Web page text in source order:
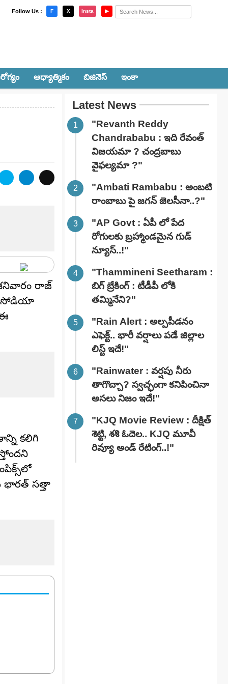
Follow Us : F X Insta ▶
ఆధ్యాత్మికం బిజినెస్ ఇంకా
రాజ్
సిసోడియా
కలిగి
భారత్ సత్తా
Latest News
"Revanth Reddy
Chandrababu : ఇది రేవంత్
విజయమా ? చంద్రబాబు
వైఫల్యమా ?"
"Ambati Rambabu : అంబటి
రాంబాబు పై జగన్ జెలసీనా..?"
"AP Govt : ఏపీ లో పేద
రోగులకు బ్రహ్మాండమైన గుడ్
న్యూస్..!"
"Thammineni Seetharam :
బిగ్ బ్రేకింగ్ : టీడీపీ లోకి
తమ్మినేని?"
"Rain Alert : అల్పపీడనం
ఎఫెక్ట్.. భారీ వర్షాలు పడే జిల్లాల
లిస్ట్ ఇదే!"
"Rainwater : వర్షపు నీరు
తాగొచ్చా? స్వచ్ఛంగా కనిపించినా
అసలు నిజం ఇదే!"
"KJQ Movie Review : దీక్షిత్
శెట్టి, శశి ఓదెల.. KJQ మూవీ
రివ్యూ అండ్ రేటింగ్‌..!"